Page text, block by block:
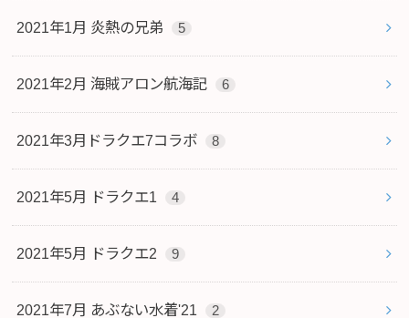
2021年1月 炎熱の兄弟 5
2021年2月 海賊アロン航海記 6
2021年3月ドラクエ7コラボ 8
2021年5月 ドラクエ1 4
2021年5月 ドラクエ2 9
2021年7月 あぶない水着'21 2